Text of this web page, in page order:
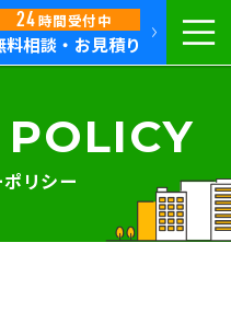
24時間受付中
料相談・お見積り
リシー